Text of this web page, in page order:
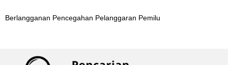
Berlangganan Pencegahan Pelanggaran Pemilu